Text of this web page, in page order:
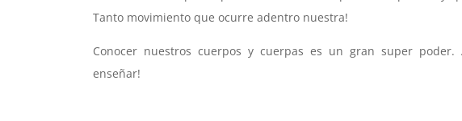
Tanto movimiento que ocurre adentro nuestra!
Conocer nuestros cuerpos y cuerpas es un gran super poder.
enseñar!